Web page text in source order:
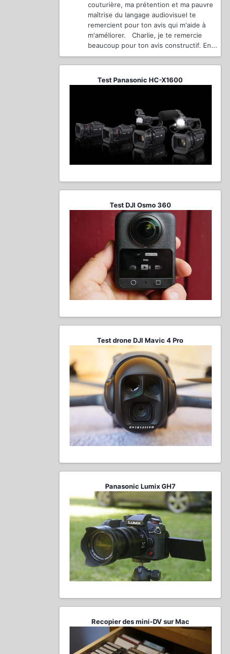
couturière, ma prétention et ma pauvre
maîtrise du langage audiovisuel te
remercient pour ton avis qui m'aide à
m'améliorer. Charlie, je te remercie
beaucoup pour ton avis constructif. En...
Test Panasonic HC-X1600
Test DJI Osmo 360
Test drone DJI Mavic 4 Pro
Panasonic Lumix GH7
Recopier des mini-DV sur Mac